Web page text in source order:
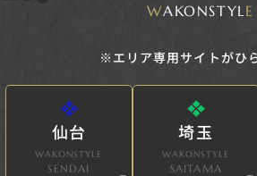
WAKONSTYL E
※エリア専用サイトがひ
仙台
WAKONSTYLE
SENDAI
埼玉
WAKONSTYLE
SAITAMA